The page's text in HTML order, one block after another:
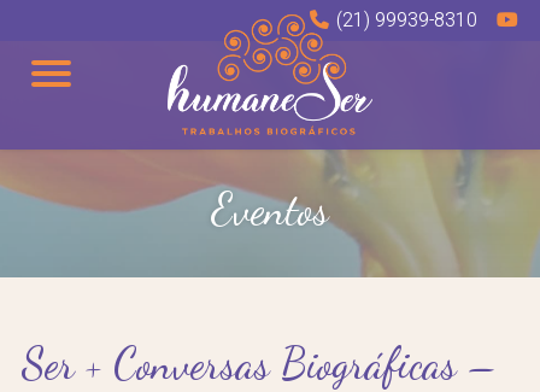
(21) 99939-8310
Eventos
Ser + Conversas Biográficas –